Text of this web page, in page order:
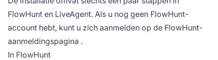
FlowHunt en LiveAgent. Als u nog geen FlowHunt-
account hebt, kunt u zich aanmelden op de FlowHunt-
aanmeldingspagina .
In FlowHunt